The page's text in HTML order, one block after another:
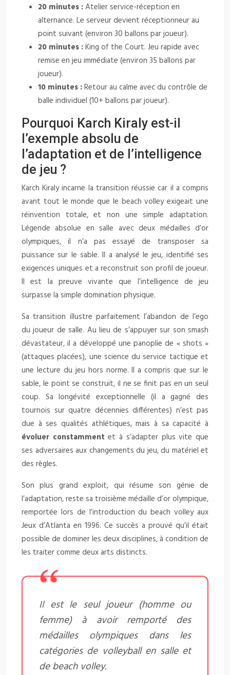
20 minutes :Atelier service-réception en
alternance. Le serveur devient réceptionneur au
point suivant (environ 30 ballons par joueur).
20 minutes :King of the Court. Jeu rapide avec
remise en jeu immédiate (environ 35 ballons par
joueur).
10 minutes :Retour au calme avec du contrôle de
balle individuel (10+ ballons par joueur).
Pourquoi Karch Kiraly est-il
l’exemple absolu de
l’adaptation et de l’intelligence
de jeu ?
Karch Kiraly incarne la transition réussie car il a compris
avant tout le monde que le beach volley exigeait une
réinvention totale, et non une simple adaptation.
Légende absolue en salle avec deux médailles d’or
olympiques, il n’a pas essayé de transposer sa
puissance sur le sable. Il a analysé le jeu, identifié ses
exigences uniques et a reconstruit son profil de joueur.
Il est la preuve vivante que l’intelligence de jeu
surpasse la simple domination physique.
Sa transition illustre parfaitement l’abandon de l’ego
du joueur de salle. Au lieu de s’appuyer sur son smash
dévastateur, il a développé une panoplie de « shots »
(attaques placées), une science du service tactique et
une lecture du jeu hors norme. Il a compris que sur le
sable, le point se construit, il ne se finit pas en un seul
coup. Sa longévité exceptionnelle (il a gagné des
tournois sur quatre décennies différentes) n’est pas
due à ses qualités athlétiques, mais à sa capacité à
évoluer constamment et à s’adapter plus vite que
ses adversaires aux changements du jeu, du matériel et
des règles.
Son plus grand exploit, qui résume son génie de
l’adaptation, reste sa troisième médaille d’or olympique,
remportée lors de l’introduction du beach volley aux
Jeux d’Atlanta en 1996. Ce succès a prouvé qu’il était
possible de dominer les deux disciplines, à condition de
les traiter comme deux arts distincts.
Il est le seul joueur (homme ou
femme) à avoir remporté des
médailles olympiques dans les
catégories de volleyball en salle et
de beach volley.